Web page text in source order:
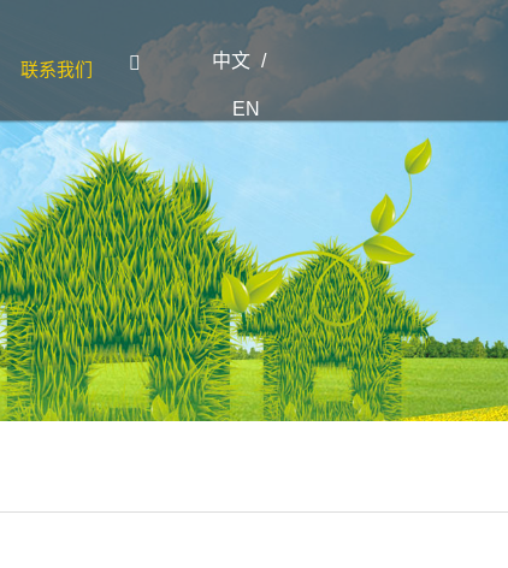
联系我们  中文 /
EN